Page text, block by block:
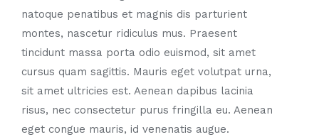
natoque penatibus et magnis dis parturient
montes, nascetur ridiculus mus. Praesent
tincidunt massa porta odio euismod, sit amet
cursus quam sagittis. Mauris eget volutpat urna,
sit amet ultricies est. Aenean dapibus lacinia
risus, nec consectetur purus fringilla eu. Aenean
eget congue mauris, id venenatis augue.